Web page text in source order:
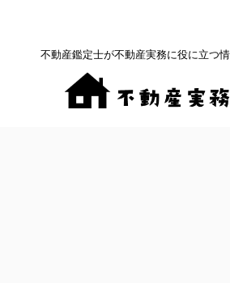
不動産鑑定士が不動産実務に役に立つ